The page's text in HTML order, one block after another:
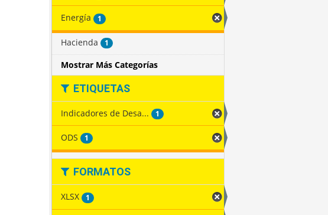
Energía 1
Hacienda 1
Mostrar Más Categorías
ETIQUETAS
Indicadores de Desa... 1
ODS 1
FORMATOS
XLSX 1